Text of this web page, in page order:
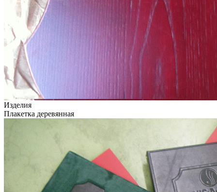
Изделия
Плакетка деревянная